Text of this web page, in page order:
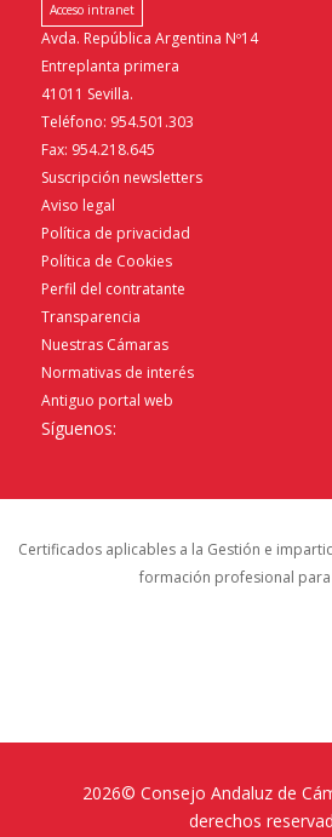
Acceso intranet
Avda. República Argentina Nº14
Entreplanta primera
41011 Sevilla.
Teléfono: 954.501.303
Fax: 954.218.645
Suscripción newsletters
Aviso legal
Política de privacidad
Política de Cookies
Perfil del contratante
Transparencia
Nuestras Cámaras
Normativas de interés
Antiguo portal web
Síguenos:
Certificados aplicables a la Gestión e
formación profesional
2026© Consejo Andaluz de
derechos